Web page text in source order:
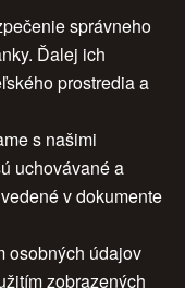
>>
podmienky |
správneho
Ďalej ich
prostredia a
s našimi
uchovávané a
v dokumente
osobných údajov
zobrazených